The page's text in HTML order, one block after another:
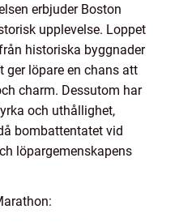
erbjuder Boston
upplevelse. Loppet
historiska byggnader
ger löpare en chans att
charm. Dessutom har
och uthållighet,
bombattentatet vid
löpargemenskapens